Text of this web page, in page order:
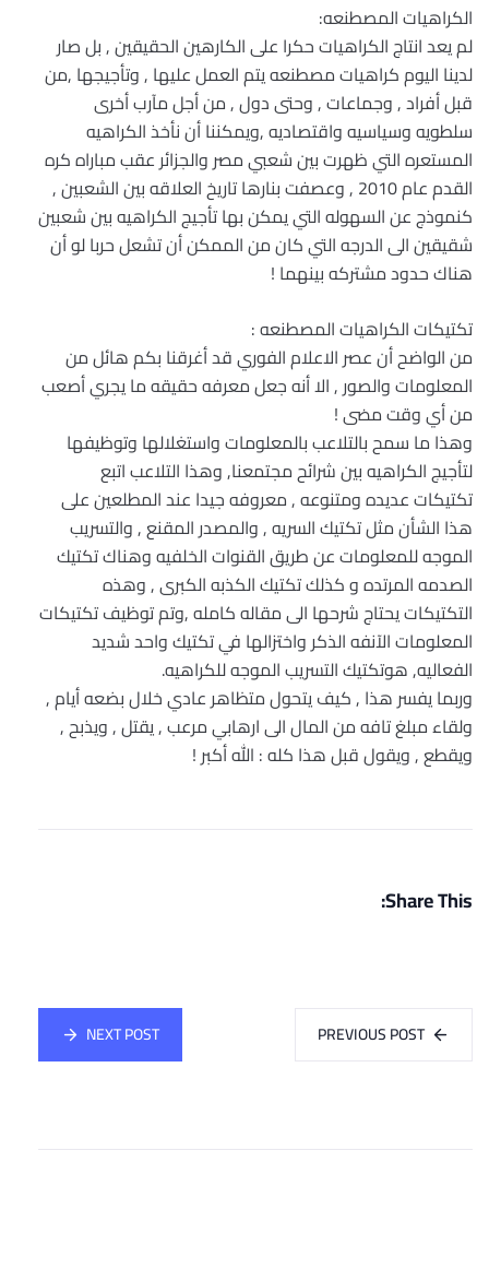
الكراهيات المصطنعه:
لم يعد انتاج الكراهيات حكرا على الكارهين الحقيقين , بل صار
لدينا اليوم كراهيات مصطنعه يتم العمل عليها , وتأجيجها ,من
قبل أفراد , وجماعات , وحتى دول , من أجل مآرب أخرى
سلطويه وسياسيه واقتصاديه ,ويمكننا أن نأخذ الكراهيه
المستعره التي ظهرت بين شعبي مصر والجزائر عقب مباراه كره
القدم عام 2010 , وعصفت بنارها تاريخ العلاقه بين الشعبين ,
كنموذج عن السهوله التي يمكن بها تأجيج الكراهيه بين شعبين
شقيقين الى الدرجه التي كان من الممكن أن تشعل حربا لو أن
هناك حدود مشتركه بينهما !
تكتيكات الكراهيات المصطنعه :
من الواضح أن عصر الاعلام الفوري قد أغرقنا بكم هائل من
المعلومات والصور , الا أنه جعل معرفه حقيقه ما يجري أصعب
من أي وقت مضى !
وهذا ما سمح بالتلاعب بالمعلومات واستغلالها وتوظيفها
لتأجيج الكراهيه بين شرائح مجتمعنا, وهذا التلاعب اتبع
تكتيكات عديده ومتنوعه , معروفه جيدا عند المطلعين على
هذا الشأن مثل تكتيك السريه , والمصدر المقنع , والتسريب
الموجه للمعلومات عن طريق القنوات الخلفيه وهناك تكتيك
الصدمه المرتده و كذلك تكتيك الكذبه الكبرى , وهذه
التكتيكات يحتاج شرحها الى مقاله كامله ,وتم توظيف تكتيكات
المعلومات الآنفه الذكر واختزالها في تكتيك واحد شديد
الفعاليه, هوتكتيك التسريب الموجه للكراهيه.
وربما يفسر هذا , كيف يتحول متظاهر عادي خلال بضعه أيام ,
ولقاء مبلغ تافه من المال الى ارهابي مرعب , يقتل , ويذبح ,
ويقطع , ويقول قبل هذا كله : الله أكبر !
Share This:
PREVIOUS POST
NEXT POST